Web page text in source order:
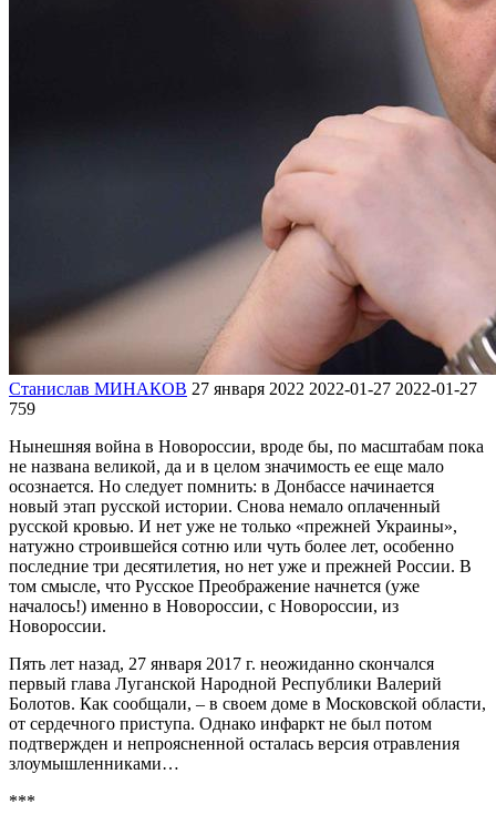
Станислав МИНАКОВ 27 января 2022 2022-01-27 2022-01-27
759
Нынешняя война в Новороссии, вроде бы, по масштабам пока
не названа великой, да и в целом значимость ее еще мало
осознается. Но следует помнить: в Донбассе начинается
новый этап русской истории. Снова немало оплаченный
русской кровью. И нет уже не только «прежней Украины»,
натужно строившейся сотню или чуть более лет, особенно
последние три десятилетия, но нет уже и прежней России. В
том смысле, что Русское Преображение начнется (уже
началось!) именно в Новороссии, с Новороссии, из
Новороссии.
Пять лет назад, 27 января 2017 г. неожиданно скончался
первый глава Луганской Народной Республики Валерий
Болотов. Как сообщали, – в своем доме в Московской области,
от сердечного приступа. Однако инфаркт не был потом
подтвержден и непроясненной осталась версия отравления
злоумышленниками…
***